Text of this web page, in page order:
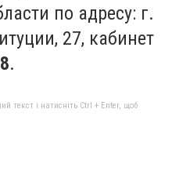
по адресу: г.
27, кабинет
.
текст і натисніть Ctrl + Enter, щоб